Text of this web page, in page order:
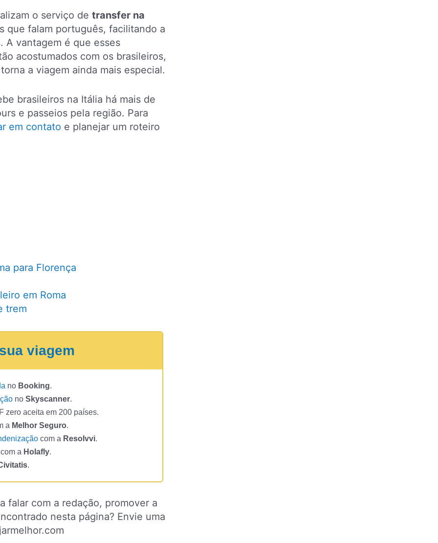
o serviço de transfer na
que falam português, facilitando a
A vantagem é que esses
acostumados com os brasileiros,
a viagem ainda mais especial.
brasileiros na Itália há mais de
e passeios pela região. Para
em contato e planejar um roteiro
para Florença
em Roma
trem
viagem
no Booking.
no Skyscanner.
zero aceita em 200 países.
a Melhor Seguro.
com a Resolvvi.
a Holafly.
.
falar com a redação, promover a
nesta página? Envie uma